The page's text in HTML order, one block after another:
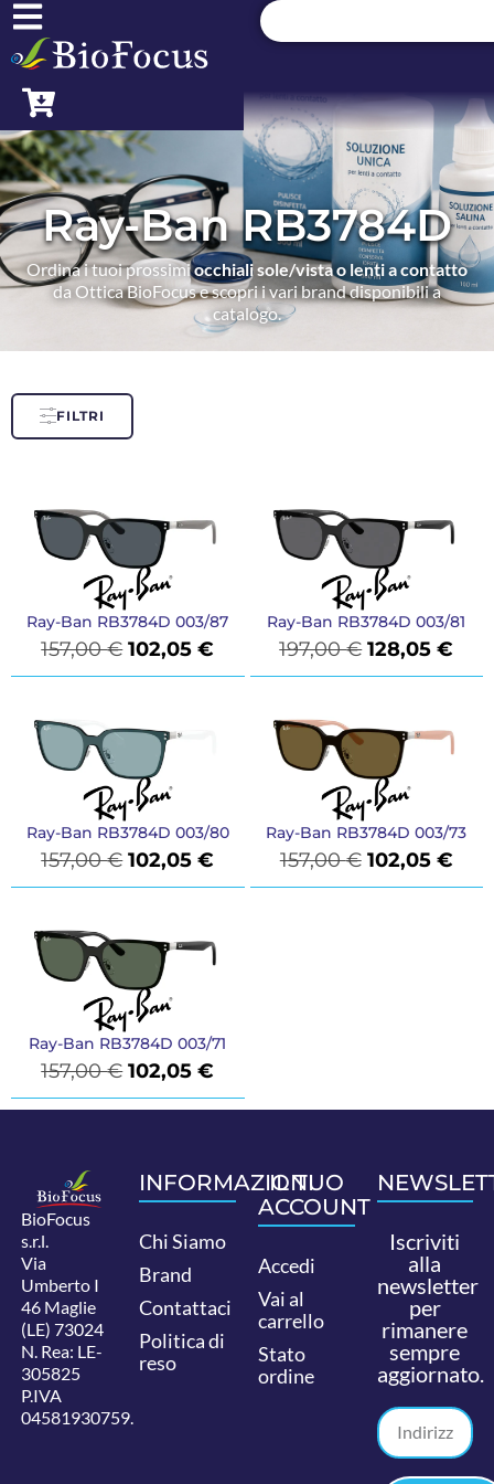
Ray-Ban RB3784D
Ordina i tuoi prossimiocchiali sole/vista o lenti a contatto
da Ottica BioFocus e scopri i vari brand disponibili a
catalogo.
FILTRI
Ray-Ban RB3784D 003/87
157,00€ 102,05€
Ray-Ban RB3784D 003/81
197,00€ 128,05€
Ray-Ban RB3784D 003/80
157,00€ 102,05€
Ray-Ban RB3784D 003/73
157,00€ 102,05 €
Ray-Ban RB3784D 003/71
157,00€ 102,05€
BioFocus
s.r.l.
Via
Umberto I
46 Maglie
(LE) 73024
N. Rea: LE-
305825
P.IVA
04581930759.
INFORMAZIONI
Chi Siamo
Brand
Contattaci
Politica di
reso
IL TUO
ACCOUNT
Accedi
Vai al
carrello
Stato
ordine
Iscriviti
alla
newsletter
per
rimanere
sempre
aggiornato.